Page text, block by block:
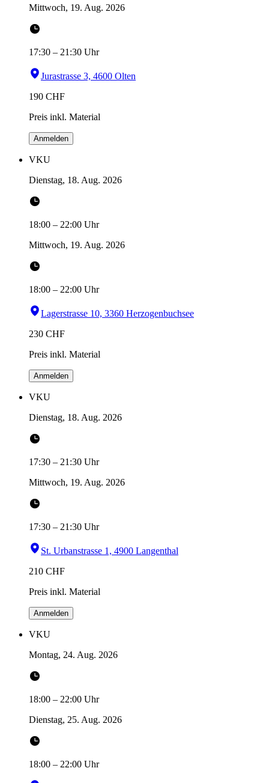
Mittwoch, 19. Aug. 2026
17:30 – 21:30 Uhr
Jurastrasse 3, 4600 Olten
190 CHF
Preis inkl. Material
Anmelden
VKU
Dienstag, 18. Aug. 2026
18:00 – 22:00 Uhr
Mittwoch, 19. Aug. 2026
18:00 – 22:00 Uhr
Lagerstrasse 10, 3360 Herzogenbuchsee
230 CHF
Preis inkl. Material
Anmelden
VKU
Dienstag, 18. Aug. 2026
17:30 – 21:30 Uhr
Mittwoch, 19. Aug. 2026
17:30 – 21:30 Uhr
St. Urbanstrasse 1, 4900 Langenthal
210 CHF
Preis inkl. Material
Anmelden
VKU
Montag, 24. Aug. 2026
18:00 – 22:00 Uhr
Dienstag, 25. Aug. 2026
18:00 – 22:00 Uhr